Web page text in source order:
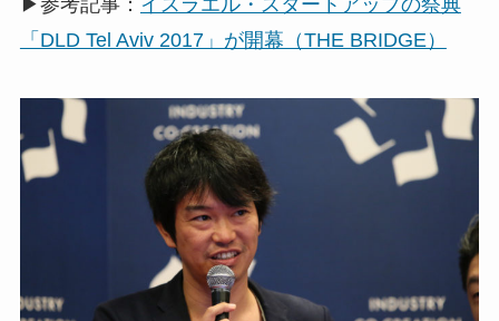
▶参考記事： イスラエル・スタートアップの祭典
「DLD Tel Aviv 2017」が開幕（THE BRIDGE）